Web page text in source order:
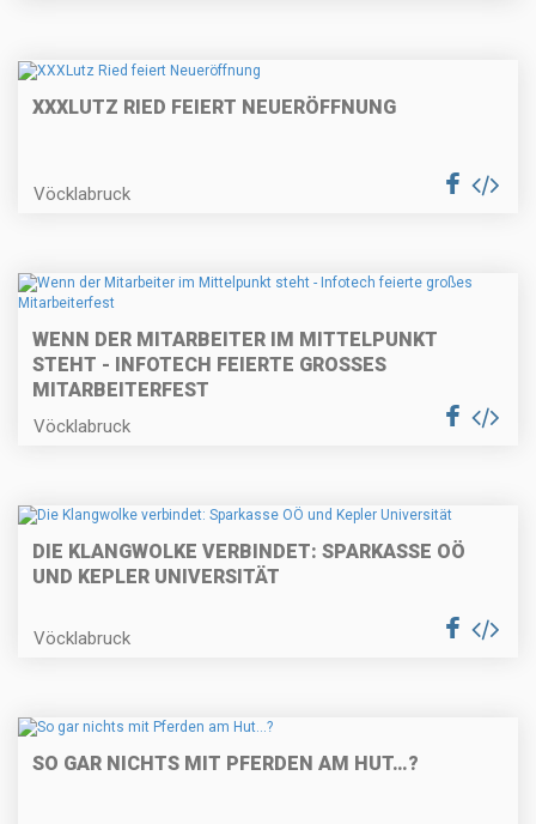
XXXLUTZ RIED FEIERT NEUERÖFFNUNG
Vöcklabruck
WENN DER MITARBEITER IM MITTELPUNKT
STEHT - INFOTECH FEIERTE GROSSES M
ITARBEITERFEST
Vöcklabruck
DIE KLANGWOLKE VERBINDET: SPARKASSE OÖ
UND KEPLER UNIVERSITÄT
Vöcklabruck
SO GAR NICHTS MIT PFERDEN AM HUT…?